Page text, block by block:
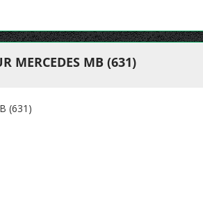
MERCEDES MB (631)
(631)